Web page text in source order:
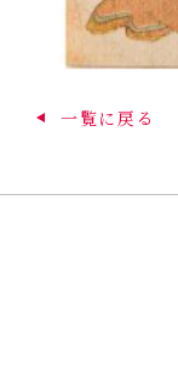
一覧に戻る